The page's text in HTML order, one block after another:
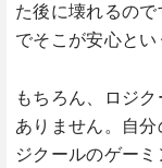
た後に壊れるの
でそこが安心とい
もちろん、ロジ
ありません。自
ジクールのゲーミ